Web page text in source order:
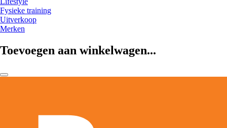
Fysieke training
Uitverkoop
Merken
Toevoegen aan winkelwagen...